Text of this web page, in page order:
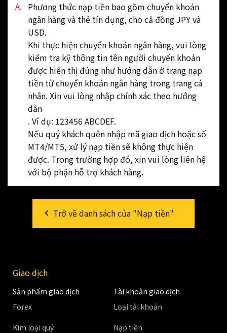
Phương thức nạp tiền bao gồm chuyển khoản
ngân hàng và thẻ tín dụng, cho cả đồng JPY và
USD.
Khi thực hiện chuyển khoản ngân hàng, vui lòng
kiểm tra kỹ thông tin tên người chuyển khoản
được hiển thị đúng như hướng dẫn ở trang nạp
tiền từ chuyển khoản ngân hàng trong trang cá
nhân. Xin vui lòng nhập chính xác theo hướng
dẫn
. Ví dụ: 123456 ABCDEF.
Nếu quý khách quên nhập mã giao dịch hoặc số
MT4/MT5, xử lý nạp tiền sẽ không thực hiện
được. Trong trường hợp đó, xin vui lòng liên hệ
với bộ phận hỗ trợ khách hàng.
Trở về danh sách của "Nạp tiền"
Giao dịch
Sản phẩm giao dịch
Forex
Kim loại quý
Tài khoản giao dịch
Loại tài khoản
Nạp tiền